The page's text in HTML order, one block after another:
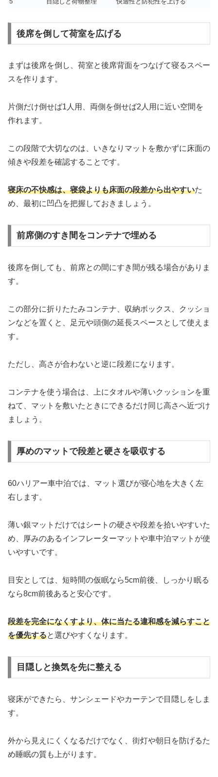
後席を倒して荷室を広げる
まずは後席を倒し、荷室と後席背面をつなげて寝るスペー
スを作ります。
片側だけ倒せば1人用、両側を倒せば2人用に近い空間を
作れます。
この段階で大切なのは、いきなりマットを敷かずに床面の
傾きや段差を確認することです。
寝床の不快感は、寝袋よりも床面の段差から出やすいた
め、最初に凹凸を把握しておきましょう。
前席側のすき間をコンテナで埋める
後席を倒しても、前席との間にすき間が残る場合がありま
す。
この部分に折りたたみコンテナ、収納ボックス、クッショ
ンなどを置くと、足元や頭側の延長スペースとして使えま
す。
ただし、高さが合わないと逆に段差になります。
コンテナを使う場合は、上にタオルや薄いクッションを重
ねて、マットを敷いたときにできるだけ同じ高さへ近づけ
ましょう。
厚めのマットで段差と硬さを吸収する
60ハリアー車中泊では、マット選びが寝心地を大きく左
右します。
薄い銀マットだけではシートの硬さや段差を拾いやすいた
め、厚みのあるインフレーターマットや車中泊マットが使
いやすいです。
目安としては、短時間の仮眠なら5cm前後、しっかり眠る
なら8cm前後あると安心です。
段差を完全になくすより、体に当たる違和感を減らすこと
を優先すると選びやすくなります。
目隠しと換気を先に整える
寝床ができたら、サンシェードやカーテンで目隠しをしま
す。
外から見えにくくなるだけでなく、街灯や朝日を防げるた
め睡眠の質も上がります。